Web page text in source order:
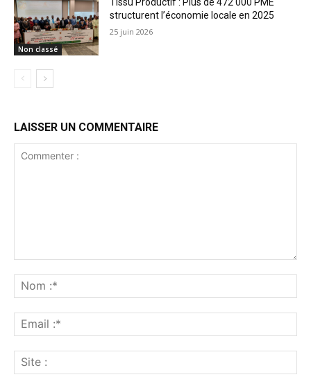
Non classé
structurent l’économie locale en 2025
25 juin 2026
LAISSER UN COMMENTAIRE
:*
:*
: